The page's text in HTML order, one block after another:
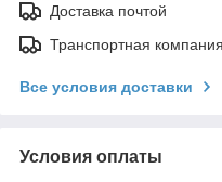
Доставка почтой
Транспортная компания
Все условия доставки
Условия оплаты